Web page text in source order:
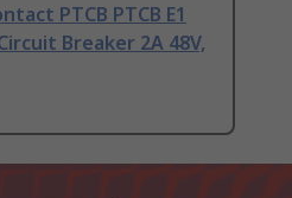
PTCB PTCB E1
Breaker 2A 48V,